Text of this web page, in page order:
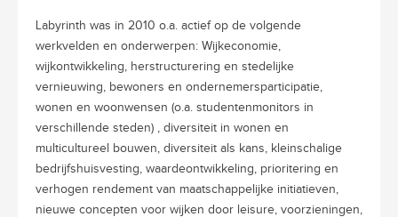
Labyrinth was in 2010 o.a. actief op de volgende
werkvelden en onderwerpen: Wijkeconomie,
wijkontwikkeling, herstructurering en stedelijke
vernieuwing, bewoners en ondernemersparticipatie,
wonen en woonwensen (o.a. studentenmonitors in
verschillende steden) , diversiteit in wonen en
multicultureel bouwen, diversiteit als kans, kleinschalige
bedrijfshuisvesting, waardeontwikkeling, prioritering en
verhogen rendement van maatschappelijke initiatieven,
nieuwe concepten voor wijken door leisure, voorzieningen,